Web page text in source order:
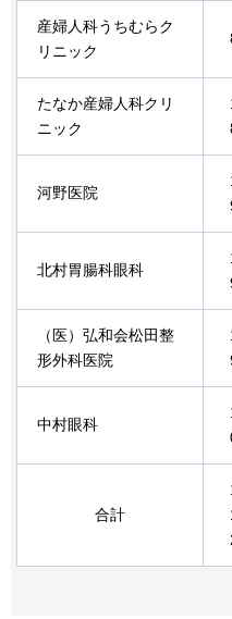
産婦人科うちむらク
リニック
たなか産婦人科クリ
ニック
河野医院
北村胃腸科眼科
（医）弘和会松田整
形外科医院
中村眼科
合計